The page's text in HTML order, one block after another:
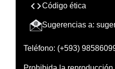
Código ética
Sugerencias a:
Teléfono: (+593)